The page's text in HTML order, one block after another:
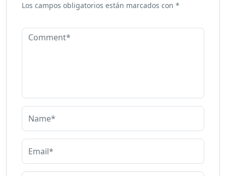
Los campos obligatorios están marcados con *